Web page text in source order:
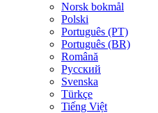
Norsk bokmål
Polski
Português (PT)
Português (BR)
Română
Русский
Svenska
Türkçe
Tiếng Việt